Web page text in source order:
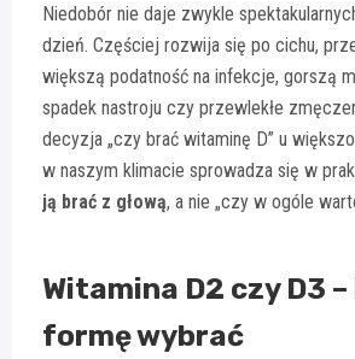
Niedobór nie daje zwykle
dzień. Częściej rozwija się po cichu,
większą podatność na infekcje, gorszą
spadek nastroju czy przewlekłe
decyzja „czy brać witaminę D” u
w naszym klimacie sprowadza się w
ją brać z głową, a nie „czy w ogóle
Witamina D2 czy D3
formę wybrać